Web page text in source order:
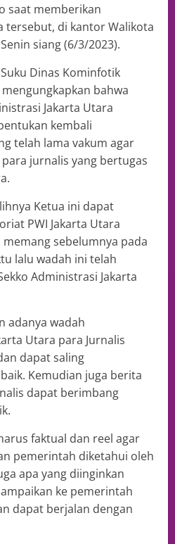
saat memberikan
tersebut, di kantor Walikota
siang (6/3/2023).
Dinas Kominfotik
bahwa
Jakarta Utara
kembali
telah lama vakum agar
jurnalis yang bertugas
Ketua ini dapat
PWI Jakarta Utara
sebelumnya pada
lalu wadah ini telah
Administrasi Jakarta
adanya wadah
Utara para Jurnalis
dapat saling
Kemudian juga berita
dapat berimbang
faktual dan reel agar
pemerintah diketahui oleh
apa yang diinginkan
ke pemerintah
dapat berjalan dengan